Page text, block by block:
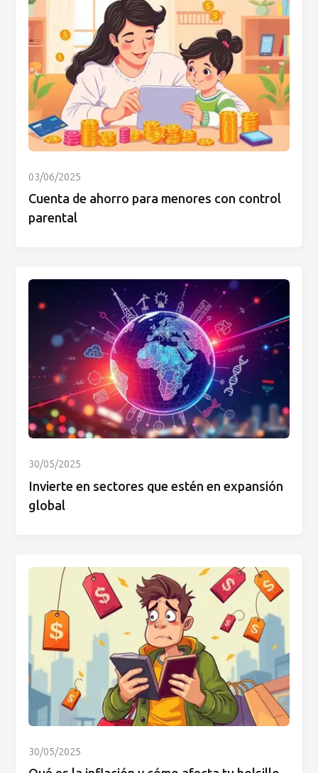
03/06/2025
Cuenta de ahorro para menores con control
parental
30/05/2025
Invierte en sectores que estén en expansión
global
30/05/2025